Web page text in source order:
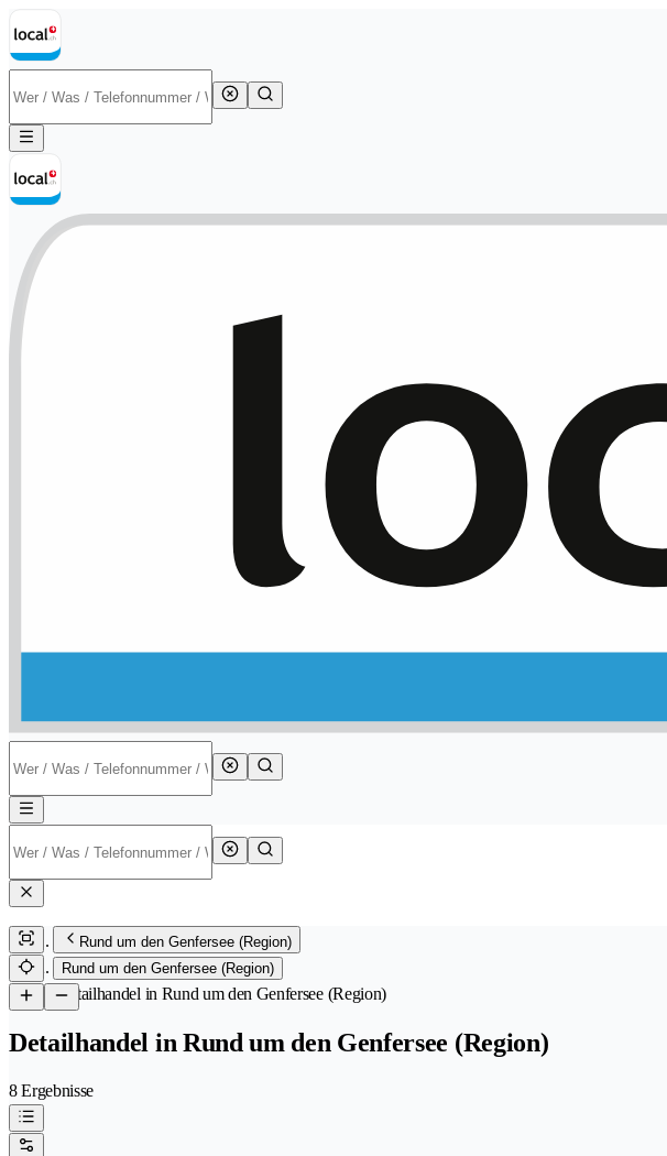
Rund um den Genfersee (Region)
Rund um den Genfersee (Region)
/Detailhandel in Rund um den Genfersee (Region)
Detailhandel in Rund um den Genfersee (Region)
8 Ergebnisse